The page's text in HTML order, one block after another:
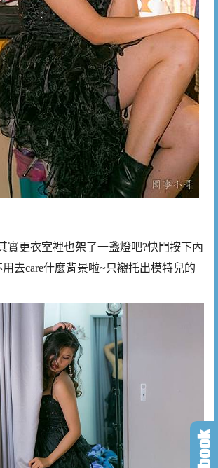
實更衣室裡也架了一盞燈吧?快門按下內
去care什麼背景啦~只襯托出模特兒的